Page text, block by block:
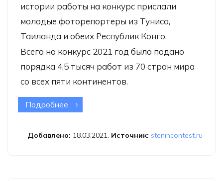
истории работы на конкурс прислали
молодые фоторепортеры из Туниса,
Таиланда и обеих Республик Конго.
Всего на конкурс 2021 год было подано
порядка 4,5 тысяч работ из 70 стран мира
со всех пяти континентов.
Подробнее о Конкурс памяти Андрея Стенина
Добавлено: 18.03.2021. Источник: stenincontest.ru